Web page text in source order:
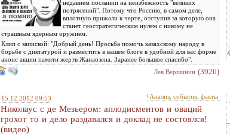
недавнем послании на неизбежность "великих
потрясений". Потому что Россию, в самом деле,
вплотную прижали к черте, отступив за которую она
станет геостратегическим нулем с никому не
страшным ядерным оружием.
Клип с запиской: "Добрый день! Просьба помочь казахскому народу в
борьбе с диктатурой и разместить в вашем блоге в удобной для вас форме
анонс акции памяти жертв Жанаозена. Заранее большое спасибо".
Лев Вершинин (3926)
15.12.2012 09:53 Анализ, события, факты
Николаус с де Мезьером: аплодисментов и оваций
грохот то и дело раздавался и доклад не состоялся!
(видео)